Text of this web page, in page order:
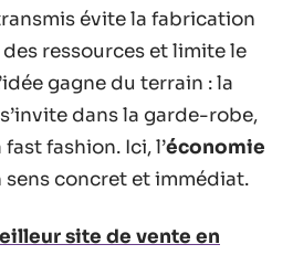
évite la fabrication
des ressources et limite le
gagne du terrain : la
dans la garde-robe,
fashion. Ici, l’économie
sens concret et immédiat.
site de vente en